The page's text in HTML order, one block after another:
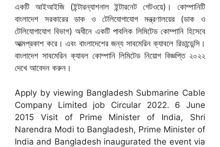
একটি আইআইজি (ইন্টারন্যাশনাল ইন্টারনেট গেটওয়ে)। কোম্পানিটি
বাংলাদেশ সরকারের ডাক ও টেলিযোগাযোগ মন্ত্রণালয়ের (ডাক ও
টেলিযোগাযোগ বিভাগ) অধীনে একটি পাবলিক লিমিটেড কোম্পানি হিসেবে
আত্মপ্রকাশ করে। এবং বাংলাদেশের জন্য সাবমেরিন ক্যাবলে রিডান্ডেন্সি।
বাংলাদেশ সাবমেরিন ক্যাবল কোম্পানি লিমিটেড নিয়োগ বিজ্ঞপ্তি ২০২২
দেখে আবেদন করুন।
Apply by viewing Bangladesh Submarine Cable
Company Limited job Circular 2022. 6 June
2015 Visit of Prime Minister of India, Shri
Narendra Modi to Bangladesh, Prime Minister of
India and Bangladesh inaugurated the event via